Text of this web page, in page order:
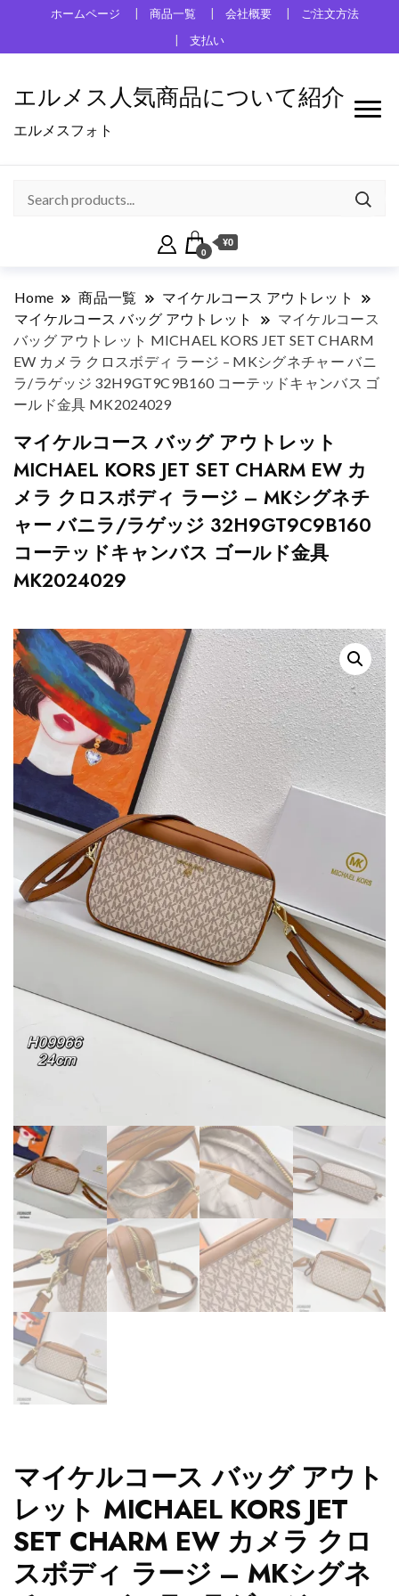
ホームページ 商品一覧 会社概要
ご注文方法
支払い
エルメス人気商品について紹介
エルメスフォト
0
¥0
Home 商品一覧
マイケルコース アウトレット
マイケルコース バッグ アウトレット
マイケルコース
バッグ アウトレット MICHAEL KORS JET SET CHARM
EW カメラ クロスボディ ラージ – MKシグネチャー バニ
ラ/ラゲッジ 32H9GT9C9B160 コーテッドキャンバス ゴ
ールド金具 MK2024029
マイケルコース バッグ アウトレット
MICHAEL KORS JET SET CHARM EW カ
メラ クロスボディ ラージ – MKシグネチ
ャー バニラ/ラゲッジ 32H9GT9C9B160
コーテッドキャンバス ゴールド金具
MK2024029
マイケルコース バッグ アウト
レット MICHAEL KORS JET
SET CHARM EW カメラ クロ
スボディ ラージ – MKシグネ